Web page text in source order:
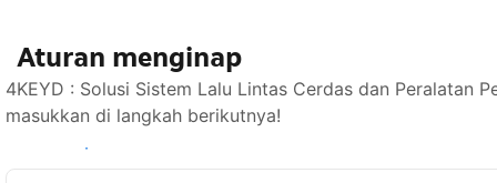
Aturan menginap
4KEYD : Solusi Sistem Lalu Lintas Cerdas dan Peralatan
masukkan di langkah berikutnya!
Lihat ketersediaan